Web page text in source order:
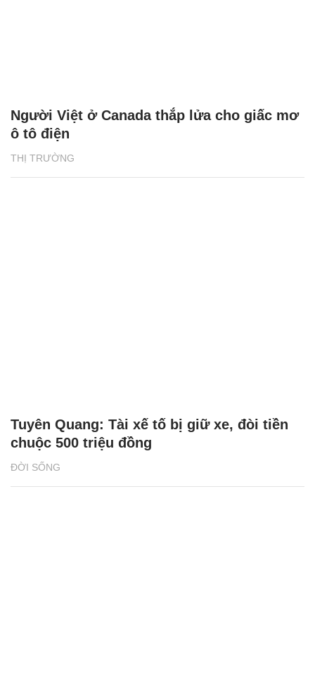
THỊ TRƯỜNG
Người Việt ở Canada thắp lửa cho giấc mơ
ô tô điện
ĐỜI SỐNG
Tuyên Quang: Tài xế tố bị giữ xe, đòi tiền
chuộc 500 triệu đồng